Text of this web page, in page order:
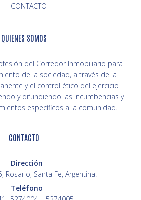
CONTACTO
QUIENES SOMOS
del Corredor Inmobiliario para
de la sociedad, a través de la
y el control ético del ejercicio
y difundiendo las incumbencias y
específicos a la comunidad.
CONTACTO
Dirección
Rosario, Santa Fe, Argentina.
Teléfono